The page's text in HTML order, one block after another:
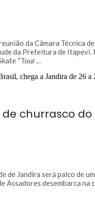
da Câmara Técnica
da Prefeitura de Itapevi.
“Tour…
churrasco
de Jandira será palco de
Assadores desembarca na